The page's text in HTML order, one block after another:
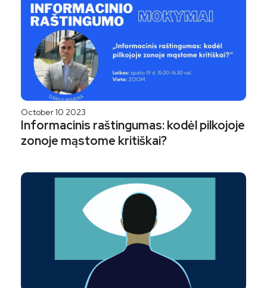
October 10 2023
Informacinis raštingumas: kodėl pilkojoje
zonoje mąstome kritiškai?